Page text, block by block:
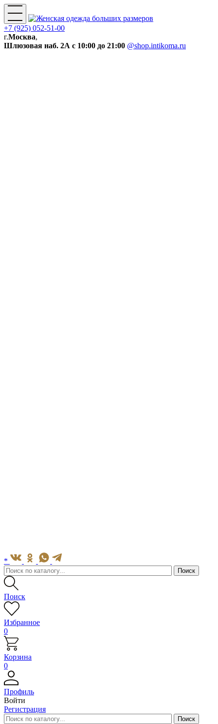
+7 (925) 052-51-00
г.Москва,
Шлюзовая наб. 2А с 10:00 до 21:00 @shop.intikoma.ru
*
Поиск
Избранное
0
Корзина
0
Профиль
Войти
Регистрация